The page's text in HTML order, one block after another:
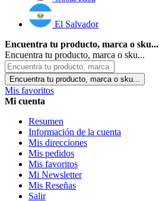
El Salvador
Encuentra tu producto, marca o sku...
Encuentra tu producto, marca o sku...
Encuentra tu producto, marca o sku...
Mis favoritos
Mi cuenta
Resumen
Información de la cuenta
Mis direcciones
Mis pedidos
Mis favoritos
Mi Newsletter
Mis Reseñas
Salir